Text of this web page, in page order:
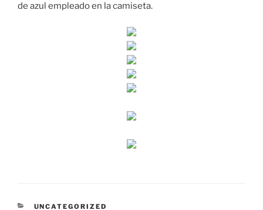
de azul empleado en la camiseta.
CATEGORÍAS
UNCATEGORIZED